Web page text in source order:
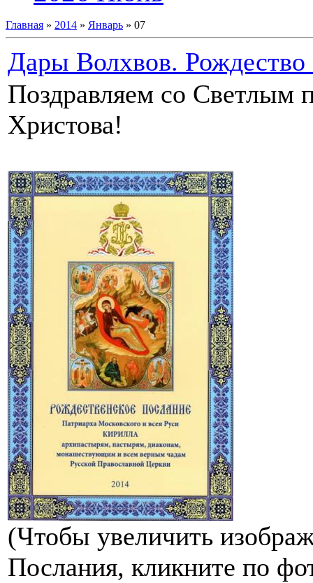
Главная » 2014 » Январь » 07
Дары Волхвов. Рождество
Поздравляем со Светлым
Христова!
(Чтобы увеличить
Послания, кликните по